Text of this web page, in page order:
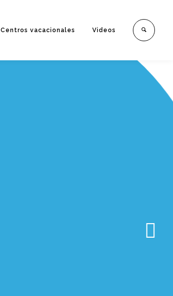
Centros vacacionales Videos